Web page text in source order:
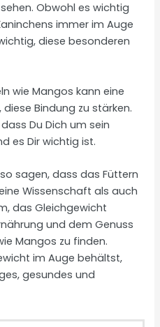
Obwohl es wichtig
immer im Auge
diese besonderen
wie Mangos kann eine
Bindung zu stärken.
Du Dich um sein
es Dir wichtig ist.
sagen, dass das Füttern
Wissenschaft als auch
das Gleichgewicht
und dem Genuss
Mangos zu finden.
im Auge behältst,
gesundes und